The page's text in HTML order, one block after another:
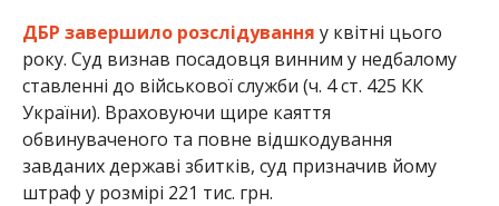
ДБР завершило розслідування у квітні цього
року. Суд визнав посадовця винним у недбалому
ставленні до військової служби (ч. 4 ст. 425 КК
України). Враховуючи щире каяття
обвинуваченого та повне відшкодування
завданих державі збитків, суд призначив йому
штраф у розмірі 221 тис. грн.